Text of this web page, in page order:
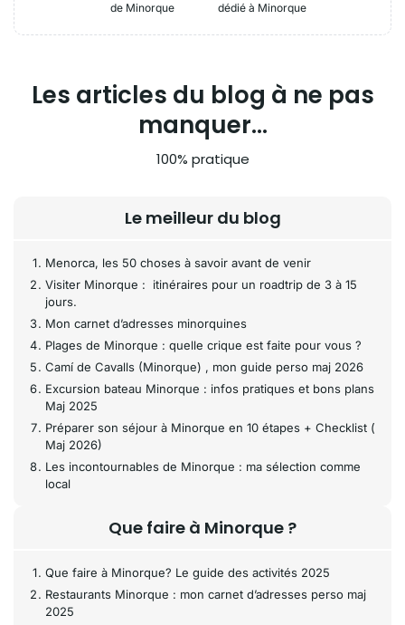
de Minorque
dédié à Minorque
Les articles du blog à ne pas
manquer...
100% pratique
Le meilleur du blog
Menorca, les 50 choses à savoir avant de venir
Visiter Minorque : itinéraires pour un roadtrip de 3 à 15
jours.
Mon carnet d’adresses minorquines
Plages de Minorque : quelle crique est faite pour vous ?
Camí de Cavalls (Minorque) , mon guide perso maj 2026
Excursion bateau Minorque : infos pratiques et bons plans
Maj 2025
Préparer son séjour à Minorque en 10 étapes + Checklist (
Maj 2026)
Les incontournables de Minorque : ma sélection comme
local
Que faire à Minorque ?
Que faire à Minorque? Le guide des activités 2025
Restaurants Minorque : mon carnet d’adresses perso maj
2025